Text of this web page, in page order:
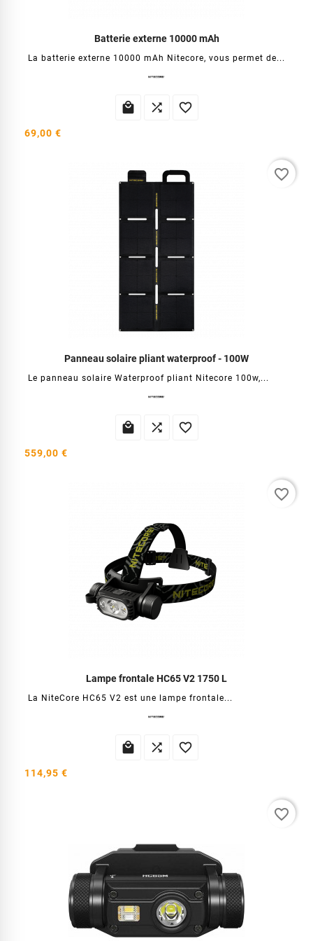
Batterie externe 10000 mAh
La batterie externe 10000 mAh Nitecore, vous permet de...
  
69,00 €
Panneau solaire pliant waterproof - 100W
Le panneau solaire Waterproof pliant Nitecore 100w,...
  
559,00 €
favorite_border
Lampe frontale HC65 V2 1750 L
La NiteCore HC65 V2 est une lampe frontale...
  
114,95 €
favorite_border
favorite_border